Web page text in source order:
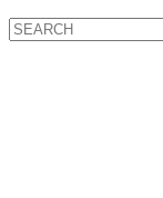
Search
for: